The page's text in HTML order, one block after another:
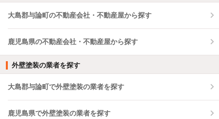
大島郡与論町の不動産会社・不動産屋から探す
鹿児島県の不動産会社・不動産屋から探す
外壁塗装の業者を探す
大島郡与論町で外壁塗装の業者を探す
鹿児島県で外壁塗装の業者を探す